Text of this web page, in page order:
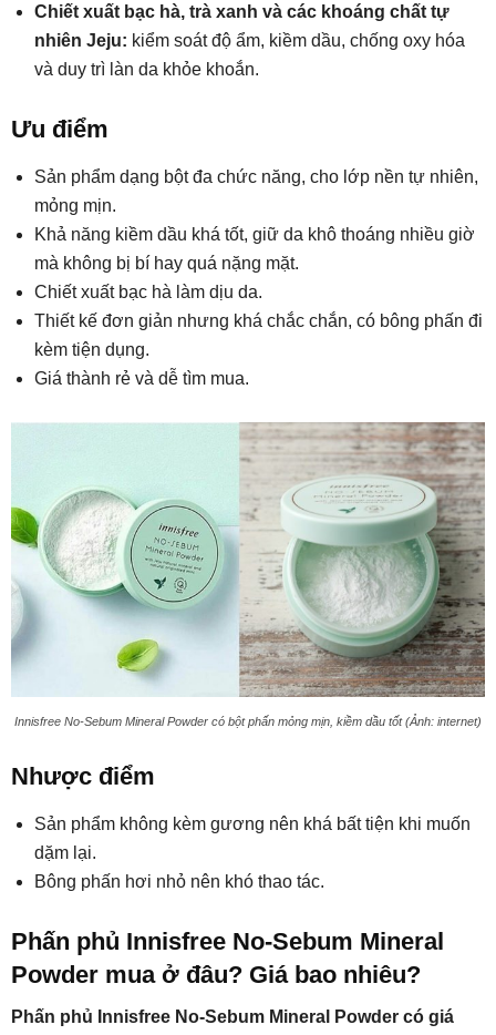
Chiết xuất bạc hà, trà xanh và các khoáng chất tự
nhiên Jeju: kiểm soát độ ẩm, kiềm dầu, chống oxy hóa
và duy trì làn da khỏe khoắn.
Ưu điểm
Sản phẩm dạng bột đa chức năng, cho lớp nền tự nhiên,
mỏng mịn.
Khả năng kiềm dầu khá tốt, giữ da khô thoáng nhiều giờ
mà không bị bí hay quá nặng mặt.
Chiết xuất bạc hà làm dịu da.
Thiết kế đơn giản nhưng khá chắc chắn, có bông phấn đi
kèm tiện dụng.
Giá thành rẻ và dễ tìm mua.
Innisfree No-Sebum Mineral Powder có bột phấn mỏng mịn, kiềm dầu tốt (Ảnh: internet)
Nhược điểm
Sản phẩm không kèm gương nên khá bất tiện khi muốn
dặm lại.
Bông phấn hơi nhỏ nên khó thao tác.
Phấn phủ Innisfree No-Sebum Mineral
Powder mua ở đâu? Giá bao nhiêu?
Phấn phủ Innisfree No-Sebum Mineral Powder có giá